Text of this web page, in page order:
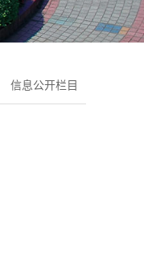
信息公开栏目